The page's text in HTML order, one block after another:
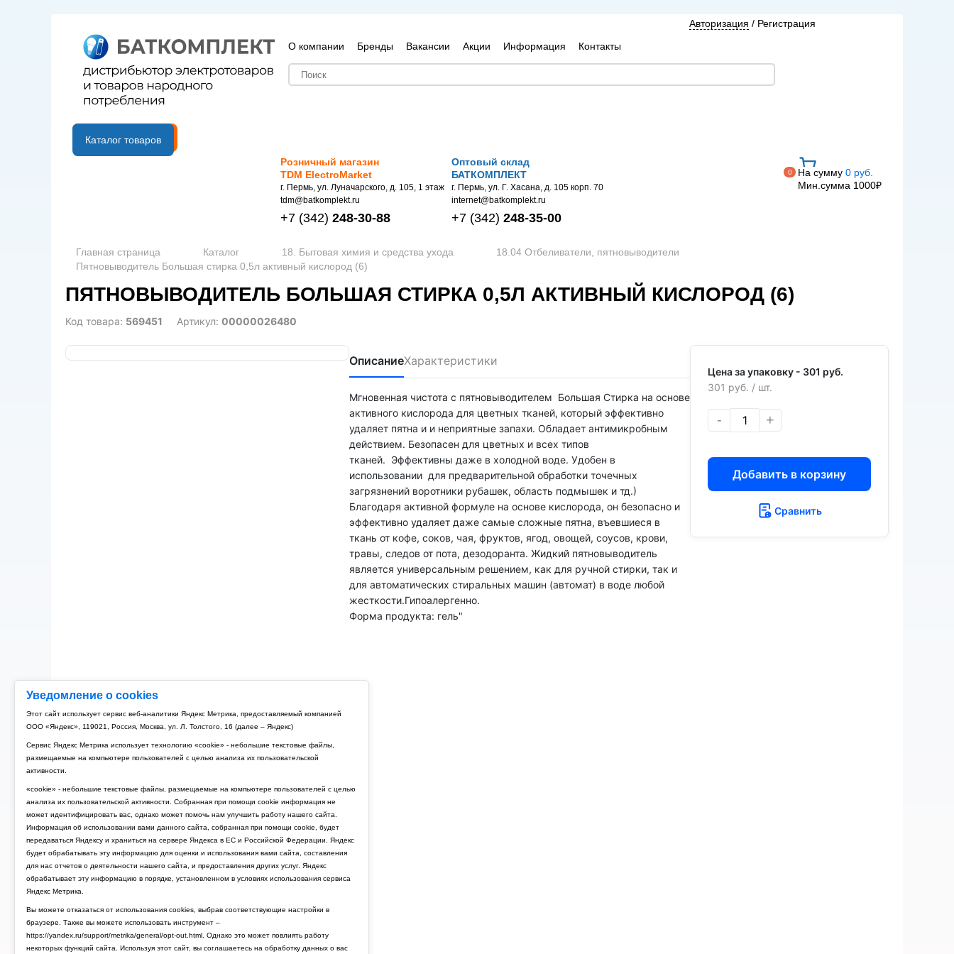
Уведомление о cookies
Этот сайт использует сервис веб-аналитики Яндекс Метрика, предоставляемый компанией
ООО «Яндекс», 119021, Россия, Москва, ул. Л. Толстого, 16 (далее – Яндекс)
Сервис Яндекс Метрика использует технологию «cookie» - небольшие текстовые файлы,
размещаемые на компьютере пользователей с целью анализа их пользовательской
активности.
«cookie» - небольшие текстовые файлы, размещаемые на компьютере пользователей с целью
анализа их пользовательской активности. Собранная при помощи cookie информация не
может идентифицировать вас, однако может помочь нам улучшить работу нашего сайта.
Информация об использовании вами данного сайта, собранная при помощи cookie, будет
передаваться Яндексу и храниться на сервере Яндекса в ЕС и Российской Федерации. Яндекс
будет обрабатывать эту информацию для оценки и использования вами сайта, составления
для нас отчетов о деятельности нашего сайта, и предоставления других услуг. Яндекс
обрабатывает эту информацию в порядке, установленном в условиях использования сервиса
Яндекс Метрика.
Вы можете отказаться от использования cookies, выбрав соответствующие настройки в
браузере. Также вы можете использовать инструмент –
https://yandex.ru/support/metrika/general/opt-out.html. Однако это может повлиять работу
некоторых функций сайта. Используя этот сайт, вы соглашаетесь на обработку данных о вас
О компании Бренды Вакансии Акции Информация Контакты
Авторизация / Регистрация
B2B портал
Каталог товаров
Розничный магазин
TDM ElectroMarket
г. Пермь, ул. Луначарского, д. 105, 1 этаж
tdm@batkomplekt.ru
+7 (342) 248-30-88
Оптовый склад
БАТКОМПЛЕКТ
г. Пермь, ул. Г. Хасана, д. 105 корп. 70
internet@batkomplekt.ru
+7 (342) 248-35-00
0 На сумму 0 руб.
Мин.сумма 1000₽
Главная страница Каталог 18. Бытовая химия и средства ухода
18.04 Отбеливатели, пятновыводители
Пятновыводитель Большая стирка 0,5л активный кислород (6)
ПЯТНОВЫВОДИТЕЛЬ БОЛЬШАЯ СТИРКА 0,5Л АКТИВНЫЙ КИСЛОРОД (6)
Код товара: 569451 Артикул: 00000026480
ОписаниеХарактеристики
Мгновенная чистота с пятновыводителем Большая Стирка на основе
активного кислорода для цветных тканей, который эффективно
удаляет пятна и и неприятные запахи. Обладает антимикробным
действием. Безопасен для цветных и всех типов
тканей. Эффективны даже в холодной воде. Удобен в
использовании для предварительной обработки точечных
загрязнений воротники рубашек, область подмышек и тд.)
Благодаря активной формуле на основе кислорода, он безопасно и
эффективно удаляет даже самые сложные пятна, въевшиеся в
ткань от кофе, соков, чая, фруктов, ягод, овощей, соусов, крови,
травы, следов от пота, дезодоранта. Жидкий пятновыводитель
является универсальным решением, как для ручной стирки, так и
для автоматических стиральных машин (автомат) в воде любой
жесткости.Гипоалергенно.
Форма продукта: гель"
Цена за упаковку - 301 руб.
301 руб. / шт.
- +
Добавить в корзину
Сравнить